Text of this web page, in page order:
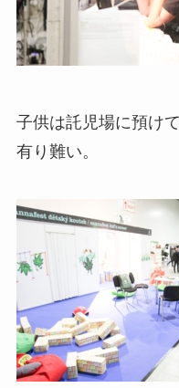
子供は託児場に預け
有り難い。